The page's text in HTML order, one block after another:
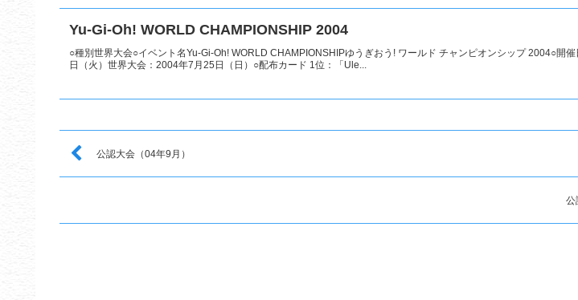
Yu-Gi-Oh! WORLD CHAMPIONSHIP 2004
○種別世界大会○イベント名Yu-Gi-Oh! WORLD CHAMPIONSHIPゆうぎおう! ワールド チャンピオンシップ 2004○開
日（火）世界大会：2004年7月25日（日）○配布カード 1位：「Ule...
公認大会（04年9月）
公